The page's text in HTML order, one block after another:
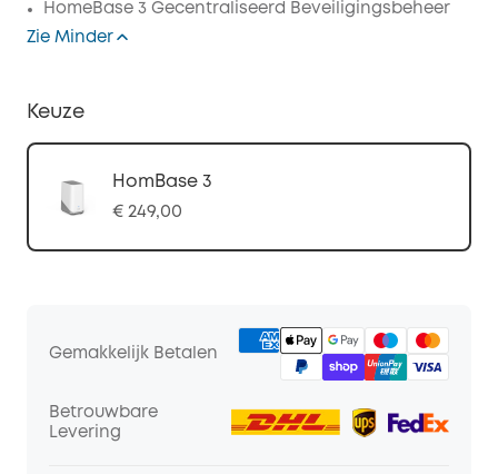
HomeBase 3 Gecentraliseerd Beveiligingsbeheer
Zie Minder
Keuze
HomBase 3
€ 249,00
Gemakkelijk Betalen
Betrouwbare
Levering